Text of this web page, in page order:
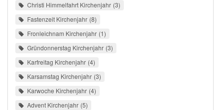
Christi Himmelfahrt Kirchenjahr 3
Fastenzeit Kirchenjahr 8
Fronleichnam Kirchenjahr 1
Gründonnerstag Kirchenjahr 3
Karfreitag Kirchenjahr 4
Karsamstag Kirchenjahr 3
Karwoche Kirchenjahr 4
Advent Kirchenjahr 5